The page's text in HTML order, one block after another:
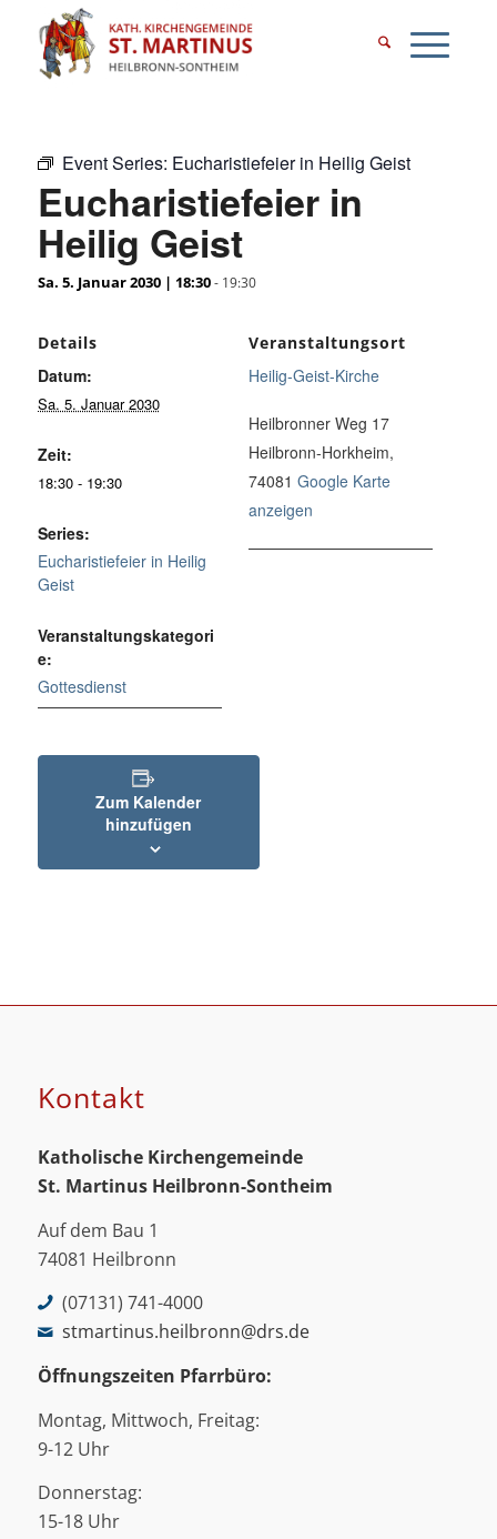
Event Series: Eucharistiefeier in Heilig Geist
Eucharistiefeier in
Heilig Geist
Sa. 5. Januar 2030 | 18:30- 19:30
Details
Datum:
Sa. 5. Januar 2030
Zeit:
18:30 - 19:30
Series:
Eucharistiefeier in Heilig
Geist
Veranstaltungskategori
e:
Gottesdienst
Veranstaltungsort
Heilig-Geist-Kirche
Heilbronner Weg 17
Heilbronn-Horkheim,
74081 Google Karte
anzeigen
Zum Kalender
hinzufügen
Kontakt
Katholische Kirchengemeinde
St. Martinus Heilbronn-Sontheim
Auf dem Bau 1
74081 Heilbronn
(07131) 741-4000
stmartinus.heilbronn@drs.de
Öffnungszeiten Pfarrbüro:
Montag, Mittwoch, Freitag:
9-12 Uhr
Donnerstag:
15-18 Uhr